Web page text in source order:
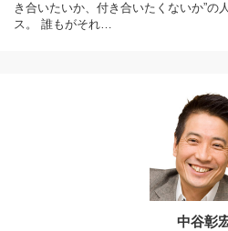
き合いたいか、付き合いたくないか”の
ス。 誰もがそれ…
中谷彰